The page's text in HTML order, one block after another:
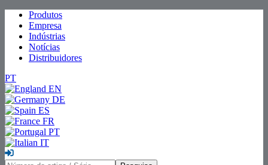
Produtos
Empresa
Indústrias
Notícias
Distribuidores
PT
EN
DE
ES
FR
PT
IT